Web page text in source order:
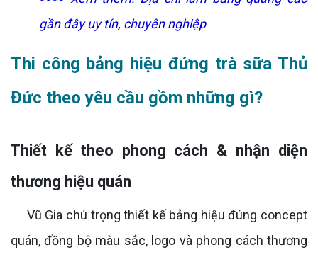
gần đây uy tín, chuyên nghiệp
Thi công bảng hiệu đứng trà sữa Thủ
Đức theo yêu cầu gồm những gì?
Thiết kế theo phong cách & nhận diện
thương hiệu quán
Vũ Gia chú trọng thiết kế bảng hiệu đúng concept
quán, đồng bộ màu sắc, logo và phong cách thương